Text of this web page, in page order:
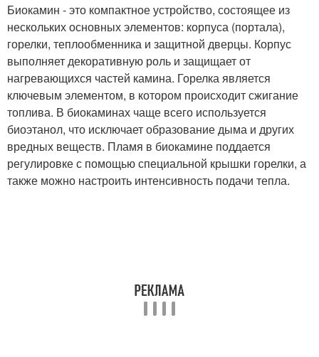
Биокамин - это компактное устройство, состоящее из
нескольких основных элементов: корпуса (портала),
горелки, теплообменника и защитной дверцы. Корпус
выполняет декоративную роль и защищает от
нагревающихся частей камина. Горелка является
ключевым элементом, в котором происходит сжигание
топлива. В биокаминах чаще всего используется
биоэтанол, что исключает образование дыма и других
вредных веществ. Пламя в биокамине поддается
регулировке с помощью специальной крышки горелки, а
также можно настроить интенсивность подачи тепла.